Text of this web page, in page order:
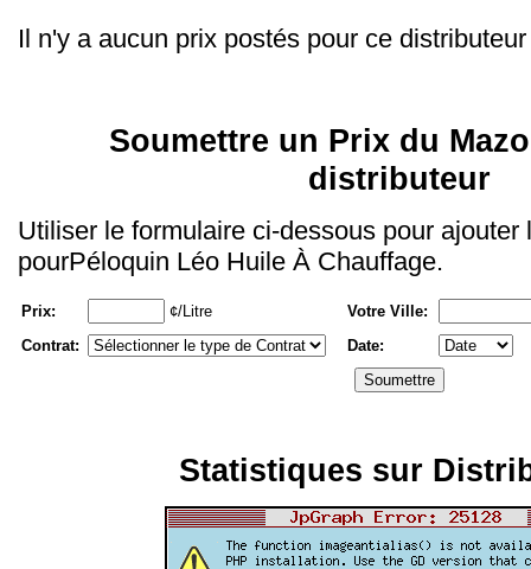
Il n'y a aucun prix postés pour ce distributeur
Soumettre un Prix du
distributeur
Utiliser le formulaire ci-dessous pour ajouter
pourPéloquin Léo Huile À Chauffage.
Prix: ¢/Litre
Votre Ville:
Contrat:
Date:
Statistiques sur